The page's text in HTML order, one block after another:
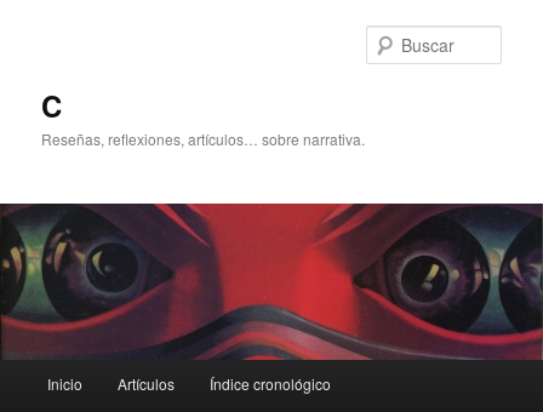
C
Reseñas, reflexiones, artículos… sobre narrativa.
principal
Inicio Artículos Índice cronológico